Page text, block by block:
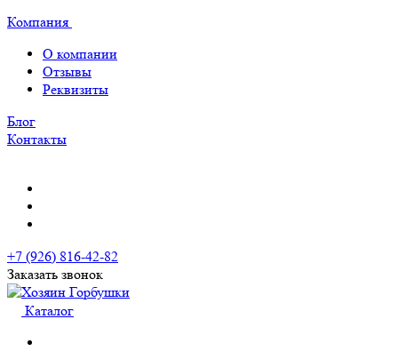
Компания
О компании
Отзывы
Реквизиты
Блог
Контакты
+7 (926) 816-42-82
Заказать звонок
Каталог